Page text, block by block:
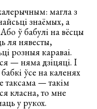
магла з
знаёмых, а
ў бабулі на вёсцы
ля нявесты,
розныя караваі.
— няма дзіцяці. І
ўсе на каленях
таксама — такім
класна, то мне
у рукох.